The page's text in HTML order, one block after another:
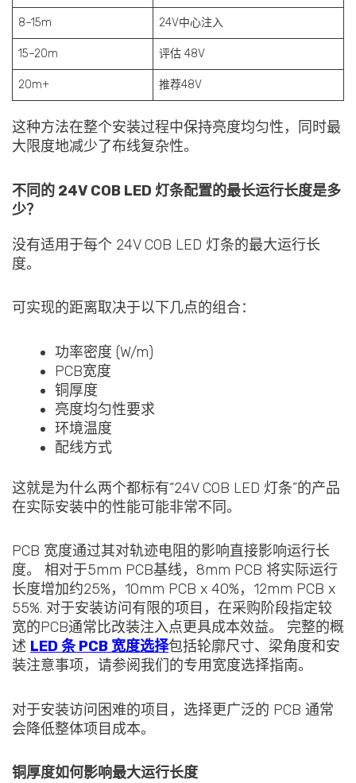
8–15m 24V中心注入
15–20m 评估 48V
20m+ 推荐48V
这种方法在整个安装过程中保持亮度均匀性，同时最
大限度地减少了布线复杂性。
不同的 24V COB LED 灯条配置的最长运行长度是多
少？
没有适用于每个 24V COB LED 灯条的最大运行长
度。
可实现的距离取决于以下几点的组合：
功率密度 (W/m)
PCB宽度
铜厚度
亮度均匀性要求
环境温度
配线方式
这就是为什么两个都标有“24V COB LED 灯条”的产品
在实际安装中的性能可能非常不同。
PCB 宽度通过其对轨迹电阻的影响直接影响运行长
度。 相对于5mm PCB基线，8mm PCB 将实际运行
长度增加约25%，10mm PCB x 40%，12mm PCB x
55%. 对于安装访问有限的项目，在采购阶段指定较
宽的PCB通常比改装注入点更具成本效益。 完整的概
述 LED 条 PCB 宽度选择包括轮廓尺寸、梁角度和安
装注意事项，请参阅我们的专用宽度选择指南。
对于安装访问困难的项目，选择更广泛的 PCB 通常
会降低整体项目成本。
铜厚度如何影响最大运行长度